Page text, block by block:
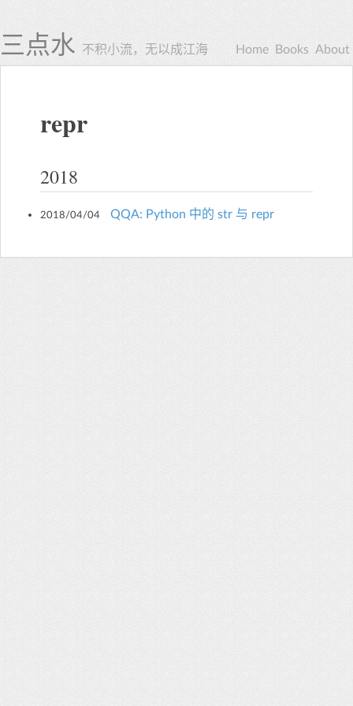
三点水 不积小流，无以成江海 Home Books About
repr
2018
2018/04/04 QQA: Python 中的 str 与 repr